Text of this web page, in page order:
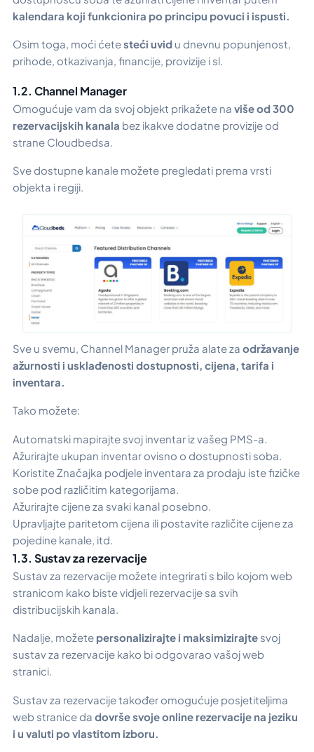
kalendara koji funkcionira po principu povuci i ispusti.
Osim toga, moći ćetesteći uvid u dnevnu popunjenost,
prihode, otkazivanja, financije, provizije i sl.
1.2. Channel Manager
Omogućuje vam da svoj objekt prikažete na više od 300
rezervacijskih kanala bez ikakve dodatne provizije od
strane Cloudbedsa.
Sve dostupne kanale možete pregledati prema vrsti
objekta i regiji.
Sve u svemu, Channel Manager pruža alate za održavanje
ažurnosti i usklađenosti dostupnosti, cijena, tarifa i
inventara.
Tako možete:
Automatski mapirajte svoj inventar iz vašeg PMS-a.
Ažurirajte ukupan inventar ovisno o dostupnosti soba.
KoristiteZnačajka podjele inventara za prodaju iste fizičke
sobe pod različitim kategorijama.
Ažurirajte cijene za svaki kanal posebno.
Upravljajte paritetom cijena ili postavite različite cijene za
pojedine kanale, itd.
1.3. Sustav za rezervacije
Sustav za rezervacije možete integrirati s bilo kojom web
stranicom kako biste vidjeli rezervacije sa svih
distribucijskih kanala.
Nadalje, možete personalizirajte i maksimizirajte svoj
sustav za rezervacije kako bi odgovarao vašoj web
stranici.
Sustav za rezervacije također omogućuje posjetiteljima
web stranice da dovrše svoje online rezervacije na jeziku
i u valuti po vlastitom izboru.